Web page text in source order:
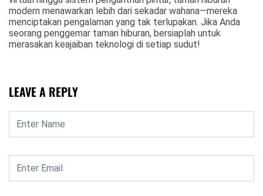
modern menawarkan lebih dari sekadar wahana—mereka
menciptakan pengalaman yang tak terlupakan. Jika Anda
seorang penggemar taman hiburan, bersiaplah untuk
merasakan keajaiban teknologi di setiap sudut!
LEAVE A REPLY